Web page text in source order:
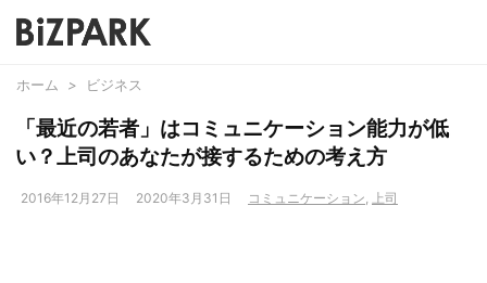
ホーム > ビジネス
「最近の若者」はコミュニケーション能力が低
い？上司のあなたが接するための考え方
2016年12月27日 2020年3月31日 コミュニケーション, 上司